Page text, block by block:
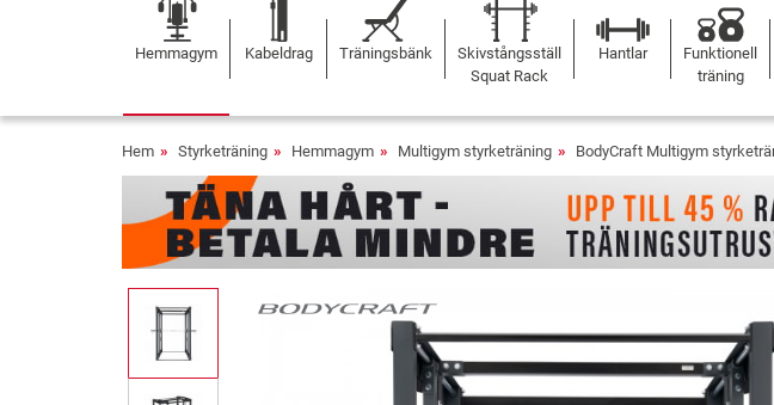
Hemmagym Kabeldrag Träningsbänk
Skivstångsställ
Squat Rack
Hantlar
Funktionell
träning
Hem Styrketräning Hemmagym Multigym styrketräning BodyCraft Multigym